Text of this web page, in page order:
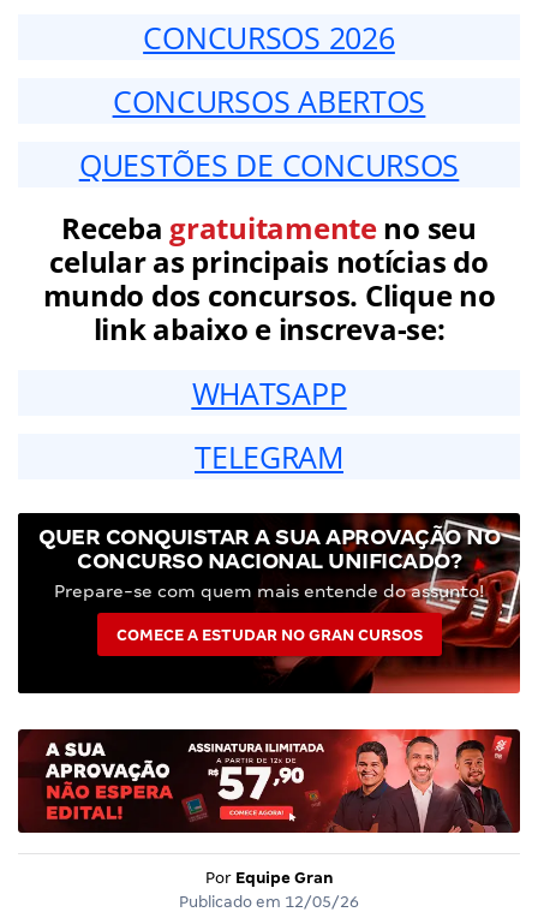
CONCURSOS 2026
CONCURSOS ABERTOS
QUESTÕES DE CONCURSOS
Receba gratuitamenteno seu
celular as principais notícias do
mundo dos concursos. Clique no
link abaixo e inscreva-se:
WHATSAPP
TELEGRAM
QUER CONQUISTAR A SUA APROVAÇÃO NO
CONCURSO NACIONAL UNIFICADO?
Prepare-se com quem mais entende do assunto!
COMECE A ESTUDAR NO GRAN CURSOS
Por Equipe Gran
Publicado em 12/05/26